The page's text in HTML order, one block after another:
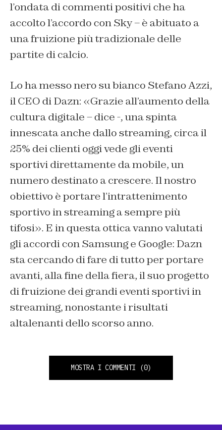
l’ondata di commenti positivi che ha
accolto l’accordo con Sky – è abituato a
una fruizione più tradizionale delle
partite di calcio.
Lo ha messo nero su bianco Stefano Azzi,
il CEO di Dazn: «Grazie all’aumento della
cultura digitale – dice -, una spinta
innescata anche dallo streaming, circa il
25% dei clienti oggi vede gli eventi
sportivi direttamente da mobile, un
numero destinato a crescere. Il nostro
obiettivo è portare l’intrattenimento
sportivo in streaming a sempre più
tifosi». E in questa ottica vanno valutati
gli accordi con Samsung e Google: Dazn
sta cercando di fare di tutto per portare
avanti, alla fine della fiera, il suo progetto
di fruizione dei grandi eventi sportivi in
streaming, nonostante i risultati
altalenanti dello scorso anno.
MOSTRA I COMMENTI (0)